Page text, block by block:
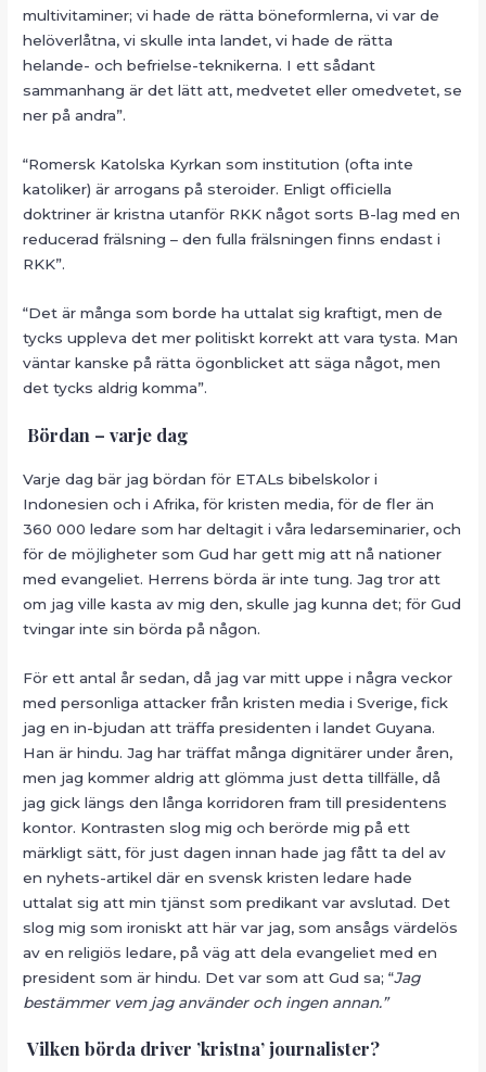
multivitaminer; vi hade de rätta böneformlerna, vi var de
helöverlåtna, vi skulle inta landet, vi hade de rätta
helande- och befrielse-teknikerna. I ett sådant
sammanhang är det lätt att, medvetet eller omedvetet, se
ner på andra”.
“Romersk Katolska Kyrkan som institution (ofta inte
katoliker) är arrogans på steroider. Enligt officiella
doktriner är kristna utanför RKK något sorts B-lag med en
reducerad frälsning – den fulla frälsningen finns endast i
RKK”.
“Det är många som borde ha uttalat sig kraftigt, men de
tycks uppleva det mer politiskt korrekt att vara tysta. Man
väntar kanske på rätta ögonblicket att säga något, men
det tycks aldrig komma”.
Bördan – varje dag
Varje dag bär jag bördan för ETALs bibelskolor i
Indonesien och i Afrika, för kristen media, för de fler än
360 000 ledare som har deltagit i våra ledarseminarier, och
för de möjligheter som Gud har gett mig att nå nationer
med evangeliet. Herrens börda är inte tung. Jag tror att
om jag ville kasta av mig den, skulle jag kunna det; för Gud
tvingar inte sin börda på någon.
För ett antal år sedan, då jag var mitt uppe i några veckor
med personliga attacker från kristen media i Sverige, fick
jag en in-bjudan att träffa presidenten i landet Guyana.
Han är hindu. Jag har träffat många dignitärer under åren,
men jag kommer aldrig att glömma just detta tillfälle, då
jag gick längs den långa korridoren fram till presidentens
kontor. Kontrasten slog mig och berörde mig på ett
märkligt sätt, för just dagen innan hade jag fått ta del av
en nyhets-artikel där en svensk kristen ledare hade
uttalat sig att min tjänst som predikant var avslutad. Det
slog mig som ironiskt att här var jag, som ansågs värdelös
av en religiös ledare, på väg att dela evangeliet med en
president som är hindu. Det var som att Gud sa; “Jag
bestämmer vem jag använder och ingen annan.”
Vilken börda driver ’kristna’ journalister?